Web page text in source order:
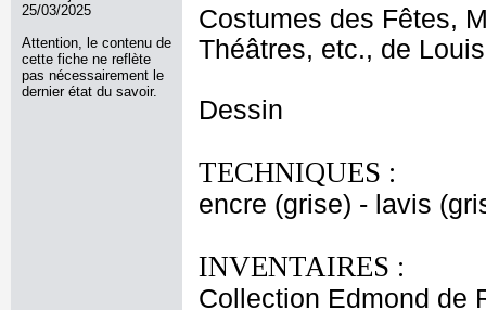
25/03/2025
Attention, le contenu de
cette fiche ne reflète
pas nécessairement le
dernier état du savoir.
Costumes des Fêtes,
Théâtres, etc., de
Dessin
TECHNIQUES :
encre (grise) - lavis
INVENTAIRES :
Collection Edmond de